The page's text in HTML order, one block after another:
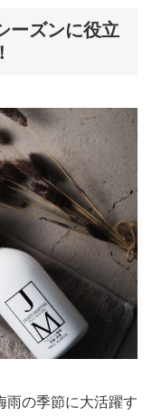
ーズンに役立
雨の季節に大活躍す